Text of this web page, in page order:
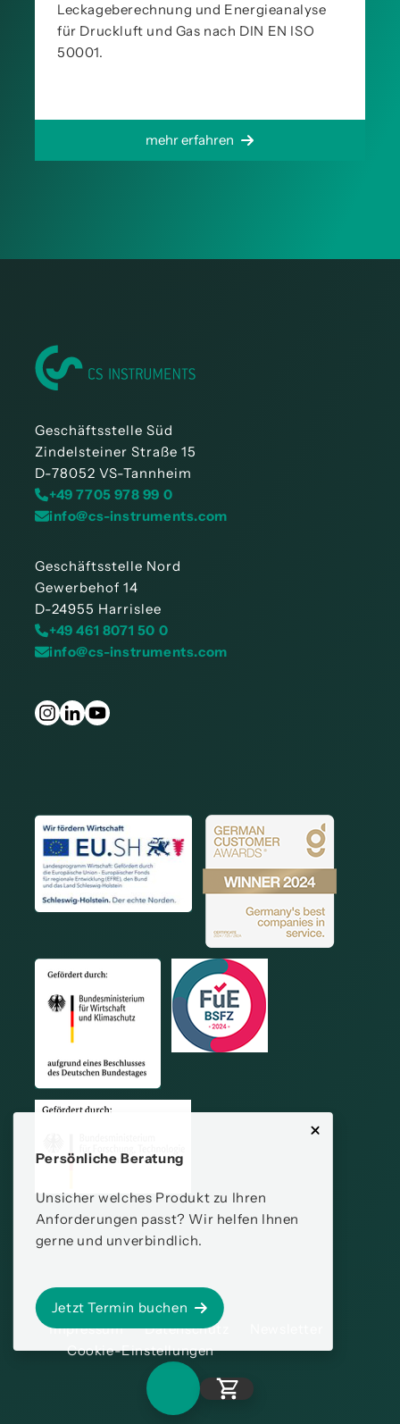
Leckageberechnung und Energieanalyse
für Druckluft und Gas nach DIN EN ISO
50001.
mehr erfahren
Persönliche Beratung
Unsicher welches Produkt zu Ihren
Anforderungen passt? Wir helfen Ihnen
gerne und unverbindlich.
Jetzt Termin buchen
Geschäftsstelle Süd
Zindelsteiner Straße 15
D-78052 VS-Tannheim
+49 7705 978 99 0
info@cs-instruments.com
Geschäftsstelle Nord
Gewerbehof 14
D-24955 Harrislee
+49 461 8071 50 0
info@cs-instruments.com
Impressum Datenschutz
Cookie-Einstellungen